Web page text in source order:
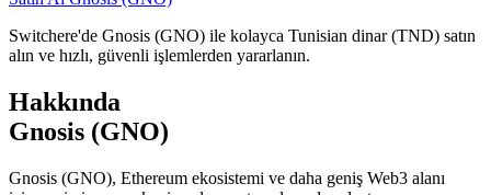
Switchere'de Gnosis (GNO) ile kolayca Tunisian dinar (TND) satın
alın ve hızlı, güvenli işlemlerden yararlanın.
Hakkında
Gnosis (GNO)
Gnosis (GNO), Ethereum ekosistemi ve daha geniş Web3 alanı